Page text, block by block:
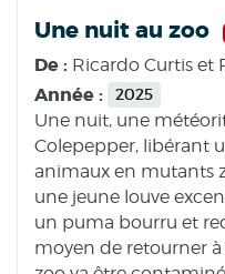
Une nuit au zoo
De : Ricardo Curtis et
Année : 2025
Une nuit, une
Colepepper, libérant
animaux en mutants
une jeune louve
un puma bourru et
moyen de retourner